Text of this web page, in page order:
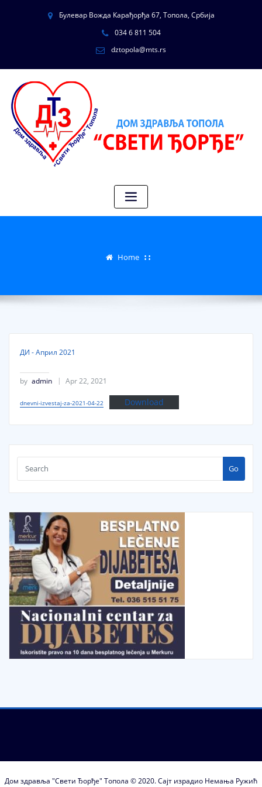
Булевар Вожда Карађорђа 67, Топола, Србија
034 6 811 504
dztopola@mts.rs
Home
ДИ - Април 2021
by admin Apr 22, 2021
dnevni-izvestaj-za-2021-04-22 Download
Go
Дом здравља "Свети Ђорђе" Топола © 2020. Сајт израдио Немања Ружић